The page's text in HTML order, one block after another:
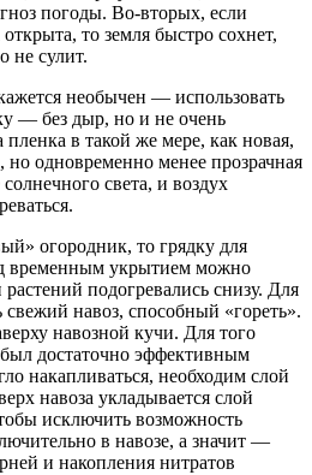
погоды. Во-вторых, если
то земля быстро сохнет,
не сулит.
необычен — использовать
— без дыр, но и не очень
в такой же мере, как новая,
но одновременно менее прозрачная
света, и воздух
огородник, то грядку для
временным укрытием можно
подогревались снизу. Для
свежий навоз, способный «гореть».
навозной кучи. Для того
достаточно эффективным
накапливаться, необходим слой
навоза укладывается слой
исключить возможность
в навозе, а значит —
и накопления нитратов